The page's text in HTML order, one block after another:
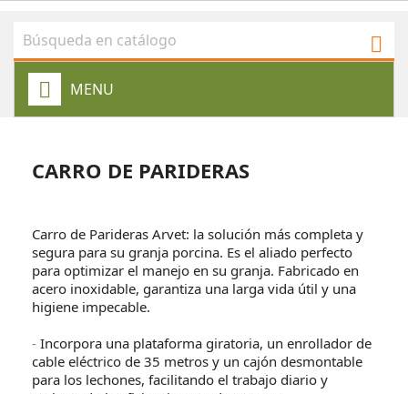

MENU
CARRO DE PARIDERAS
Carro de Parideras Arvet: la solución más completa y
segura para su granja porcina. Es el aliado perfecto
para optimizar el manejo en su granja. Fabricado en
acero inoxidable, garantiza una larga vida útil y una
higiene impecable.
- Incorpora una plataforma giratoria, un enrollador de
cable eléctrico de 35 metros y un cajón desmontable
para los lechones, facilitando el trabajo diario y